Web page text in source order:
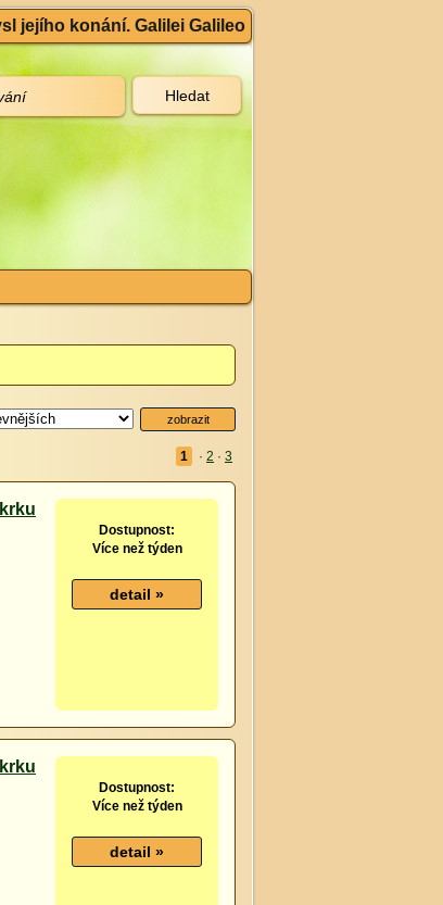
jejího konání. Galilei Galileo
1 · 2 · 3
Dostupnost:
Více než týden
Dostupnost:
Více než týden